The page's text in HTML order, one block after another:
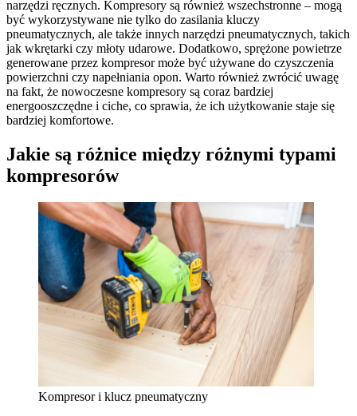
narzędzi ręcznych. Kompresory są również wszechstronne – mogą
być wykorzystywane nie tylko do zasilania kluczy
pneumatycznych, ale także innych narzędzi pneumatycznych, takich
jak wkrętarki czy młoty udarowe. Dodatkowo, sprężone powietrze
generowane przez kompresor może być używane do czyszczenia
powierzchni czy napełniania opon. Warto również zwrócić uwagę
na fakt, że nowoczesne kompresory są coraz bardziej
energooszczędne i ciche, co sprawia, że ich użytkowanie staje się
bardziej komfortowe.
Jakie są różnice między różnymi typami
kompresorów
Kompresor i klucz pneumatyczny